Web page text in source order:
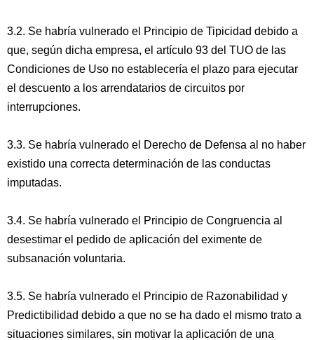
3.2. Se habría vulnerado el Principio de Tipicidad debido a
que, según dicha empresa, el artículo 93 del TUO de las
Condiciones de Uso no establecería el plazo para ejecutar
el descuento a los arrendatarios de circuitos por
interrupciones.
3.3. Se habría vulnerado el Derecho de Defensa al no haber
existido una correcta determinación de las conductas
imputadas.
3.4. Se habría vulnerado el Principio de Congruencia al
desestimar el pedido de aplicación del eximente de
subsanación voluntaria.
3.5. Se habría vulnerado el Principio de Razonabilidad y
Predictibilidad debido a que no se ha dado el mismo trato a
situaciones similares, sin motivar la aplicación de una